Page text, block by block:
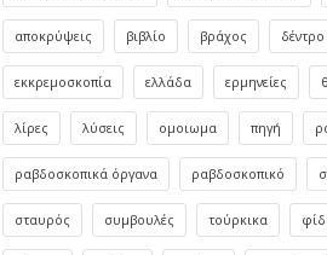
αποκρύψεις βιβλίο βράχος δέντρο
εκκρεμοσκοπία ελλάδα ερμηνείες
λίρες λύσεις ομοιωμα πηγή
ραβδοσκοπικά όργανα ραβδοσκοπικό
σταυρός συμβουλές τούρκικα